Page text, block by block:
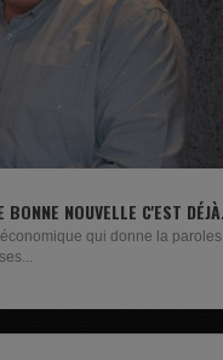
deux, Maxime Janssens vous
livres de...